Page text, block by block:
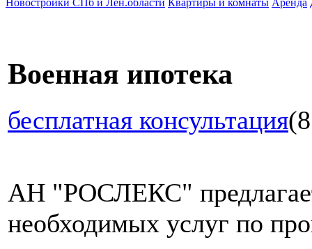
Военная ипотека
бесплатная консультация
АН "РОСЛЕКС"
необходимых услуг по